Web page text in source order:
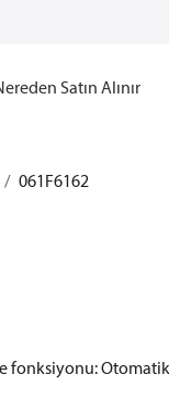
Satın Alınır
061F6162